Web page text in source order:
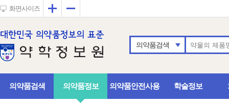
화면사이즈 확대
의약품검색
의약품검색 의약품정보 의약품안전사용 학술정보